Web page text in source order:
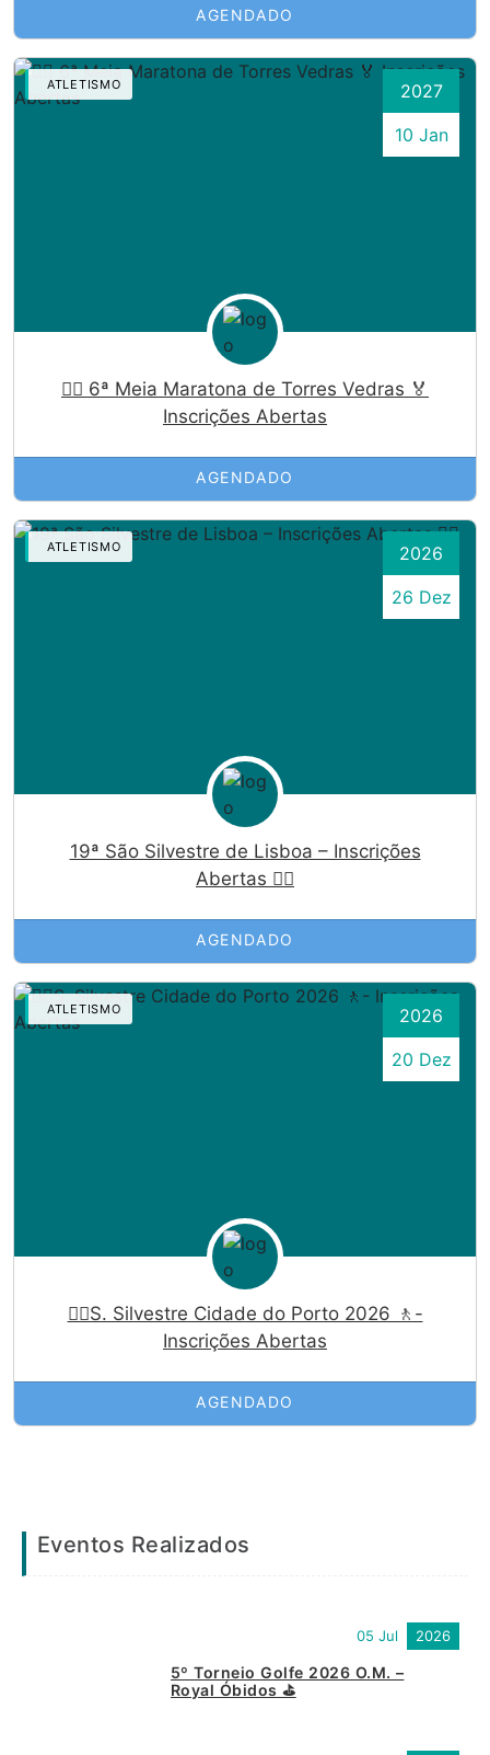
AGENDADO
ATLETISMO
🏃‍♀️ 6ª Meia Maratona de Torres Vedras 🏅
Inscrições Abertas
2027
10 Jan
AGENDADO
ATLETISMO
19ª São Silvestre de Lisboa – Inscrições
Abertas 🏃‍♀️
2026
26 Dez
AGENDADO
ATLETISMO
🏃‍♀️S. Silvestre Cidade do Porto 2026 🚶-
Inscrições Abertas
2026
20 Dez
AGENDADO
Eventos Realizados
5º Torneio Golfe 2026 O.M. –
Royal Óbidos ⛳
05 Jul 2026